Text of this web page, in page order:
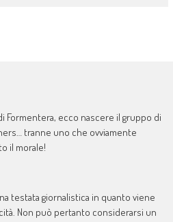
Formentera, ecco nascere il gruppo di
tranne uno che ovviamente
il morale!
testata giornalistica in quanto viene
Non può pertanto considerarsi un